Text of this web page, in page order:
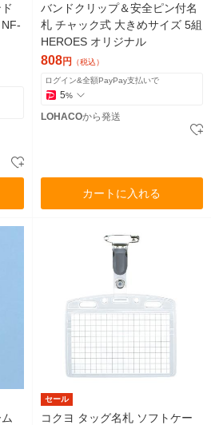
バンドクリップ＆安全ピン付名
札 チャック式 大きめサイズ 5組
HEROES オリジナル
808円 （税込）
ログイン&全額PayPay支払いで
5%
LOHACOから発送
カートに入れる
セール
コクヨ タッグ名札 ソフトケー